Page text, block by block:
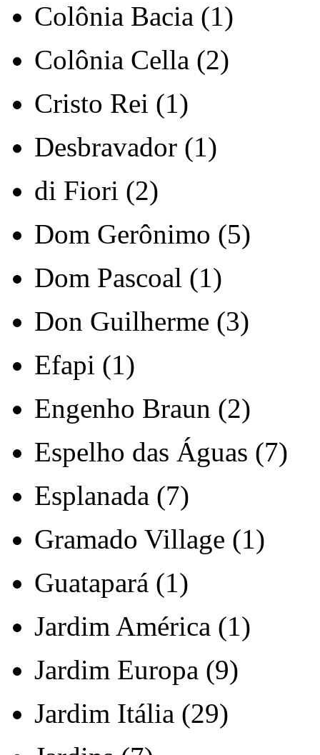
Colônia Bacia (1)
Colônia Cella (2)
Cristo Rei (1)
Desbravador (1)
di Fiori (2)
Dom Gerônimo (5)
Dom Pascoal (1)
Don Guilherme (3)
Efapi (1)
Engenho Braun (2)
Espelho das Águas (7)
Esplanada (7)
Gramado Village (1)
Guatapará (1)
Jardim América (1)
Jardim Europa (9)
Jardim Itália (29)